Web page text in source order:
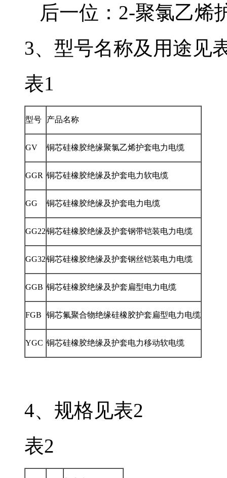
后一位：2-聚氯乙烯
3、型号名称及用途见表
表1
型号 产品名称
GV 铜芯硅橡胶绝缘聚氯乙烯护套电力电缆
GGR 铜芯硅橡胶绝缘及护套电力软电缆
GG 铜芯硅橡胶绝缘及护套电力电缆
GG22铜芯硅橡胶绝缘及护套钢带铠装电力电缆
GG32铜芯硅橡胶绝缘及护套钢丝铠装电力电缆
GGB 铜芯硅橡胶绝缘及护套扁型电力电缆
FGB 铜芯氟聚合物绝缘硅橡胶护套扁型电力电缆
YGC 铜芯硅橡胶绝缘及护套电力移动软电缆
4、规格见表2
表2